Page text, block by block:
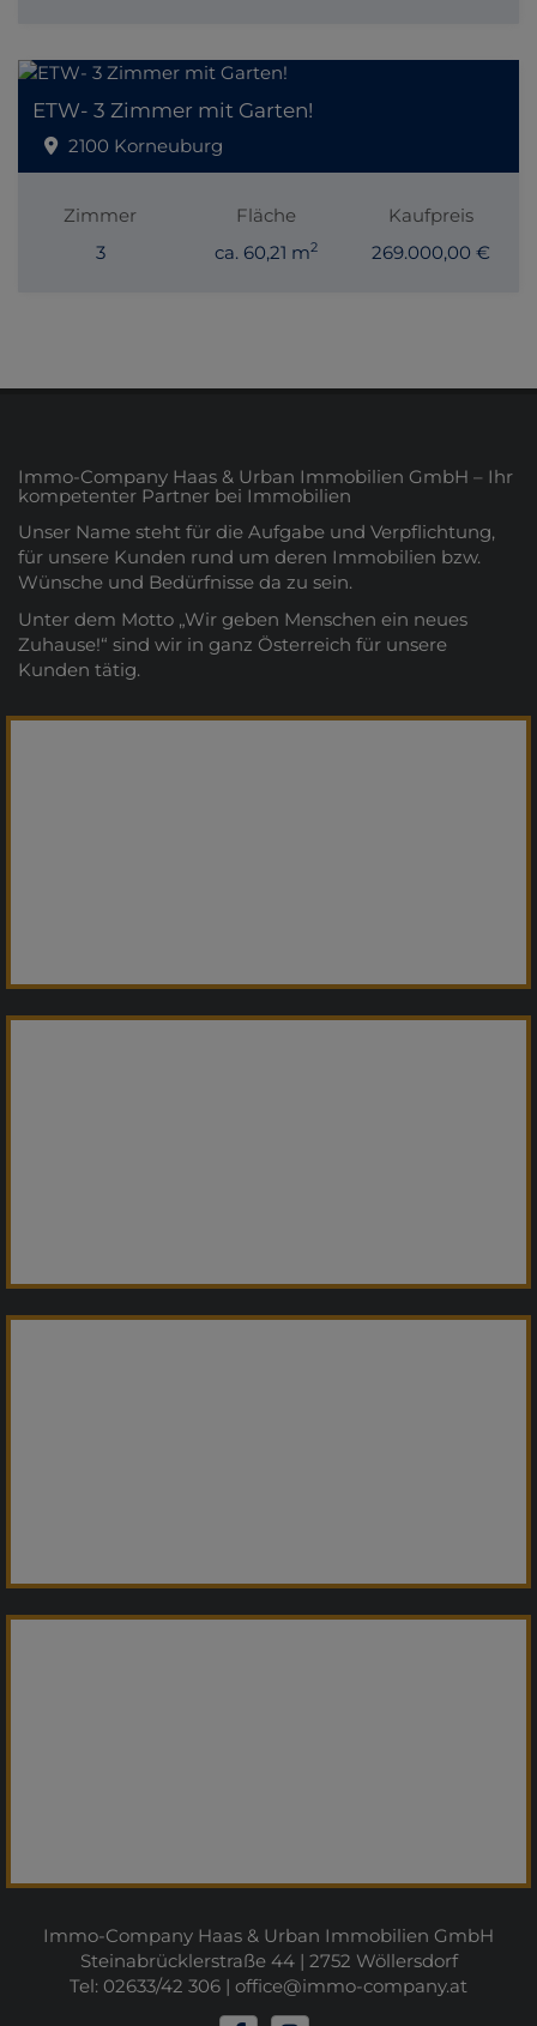
ETW- 3 Zimmer mit Garten!
2100 Korneuburg
Zimmer
3
Fläche
ca. 60,21 m2
Kaufpreis
269.000,00 €
Immo-Company Haas & Urban Immobilien GmbH – Ihr
kompetenter Partner bei Immobilien
Unser Name steht für die Aufgabe und Verpflichtung,
für unsere Kunden rund um deren Immobilien bzw.
Wünsche und Bedürfnisse da zu sein.
Unter dem Motto „Wir geben Menschen ein neues
Zuhause!“ sind wir in ganz Österreich für unsere
Kunden tätig.
Immo-Company Haas & Urban Immobilien GmbH
Steinabrücklerstraße 44 | 2752 Wöllersdorf
Tel: 02633/42 306 | office@immo-company.at